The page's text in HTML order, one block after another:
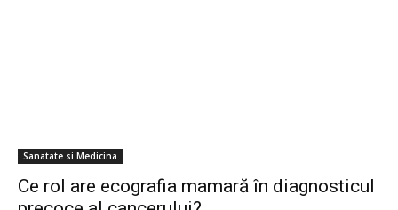
Sanatate si Medicina
Ce rol are ecografia mamară în diagnosticul